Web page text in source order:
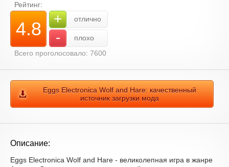
Рейтинг:
4.8 + отлично
-
плохо
Всего проголосовало: 7600
Eggs Electronica Wolf and Hare: качественный
источник загрузки мода
Описание:
Eggs Electronica Wolf and Hare - великолепная игра в жанре